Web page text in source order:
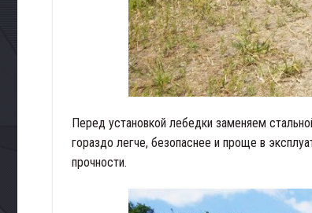
Перед установкой лебедки заменяем
гораздо легче, безопаснее и проще в
прочности.